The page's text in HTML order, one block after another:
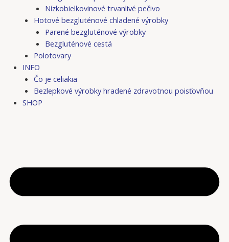
Nízkobielkovinové trvanlivé pečivo
Hotové bezgluténové chladené výrobky
Parené bezgluténové výrobky
Bezgluténové cestá
Polotovary
INFO
Čo je celiakia
Bezlepkové výrobky hradené zdravotnou poisťovňou
SHOP